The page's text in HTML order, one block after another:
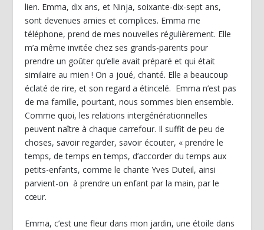
lien. Emma, dix ans, et Ninja, soixante-dix-sept ans,
sont devenues amies et complices. Emma me
téléphone, prend de mes nouvelles régulièrement. Elle
m’a même invitée chez ses grands-parents pour
prendre un goûter qu’elle avait préparé et qui était
similaire au mien ! On a joué, chanté. Elle a beaucoup
éclaté de rire, et son regard a étincelé. Emma n’est pas
de ma famille, pourtant, nous sommes bien ensemble.
Comme quoi, les relations intergénérationnelles
peuvent naître à chaque carrefour. Il suffit de peu de
choses, savoir regarder, savoir écouter, « prendre le
temps, de temps en temps, d’accorder du temps aux
petits-enfants, comme le chante Yves Duteil, ainsi
parvient-on à prendre un enfant par la main, par le
cœur.
Emma, c’est une fleur dans mon jardin, une étoile dans